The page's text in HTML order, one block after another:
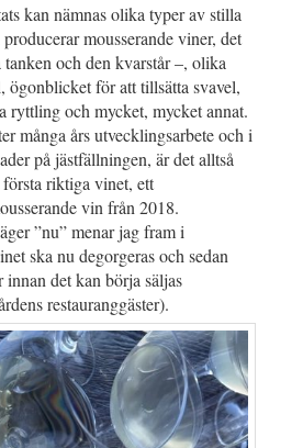
kan nämnas olika typer av stilla
mousserande viner, det
och den kvarstår –, olika
ögonblicket för att tillsätta svavel,
ryttling och mycket, mycket annat.
många års utvecklingsarbete och i
på jästfällningen, är det alltså
riktiga vinet, ett
vin från 2018.
”nu” menar jag fram i
ska nu degorgeras och sedan
innan det kan börja säljas
restauranggäster).